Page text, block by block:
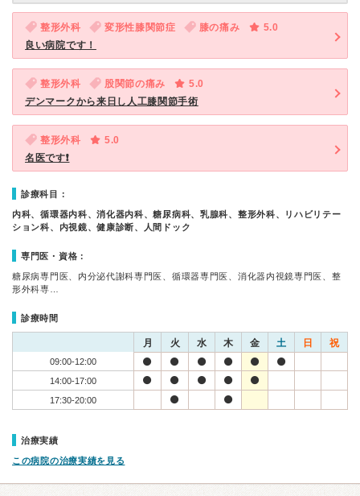
整形外科 変形性膝関節症 膝の痛み
5.0
良い病院です！
整形外科 股関節の痛み
5.0
デンマークから来日し人工膝関節手術
整形外科
5.0
名医です❗
診療科目：
内科、循環器内科、消化器内科、糖尿病科、乳腺科、整形外科、リハビリテー
ション科、内視鏡、健康診断、人間ドック
専門医・資格：
糖尿病専門医、内分泌代謝科専門医、循環器専門医、消化器内視鏡専門医、整
形外科専…
診療時間
月 火 水 木 金 土 日 祝
09:00-12:00
14:00-17:00
17:30-20:00
治療実績
この病院の治療実績を見る